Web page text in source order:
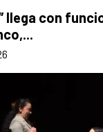
llega con